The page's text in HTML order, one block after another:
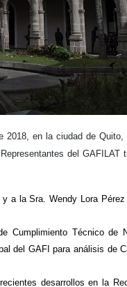
en la ciudad de
del
a la Sra. Wendy Lora
Cumplimiento Técnico
del GAFI para análisis de
desarrollos en la